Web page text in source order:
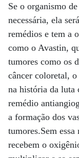
Se o organismo
necessária, ela
remédios e tem a
como o Avastin,
tumores como os
câncer coloretal,
na história da luta
remédio
a formação dos
tumores.Sem
recebem o